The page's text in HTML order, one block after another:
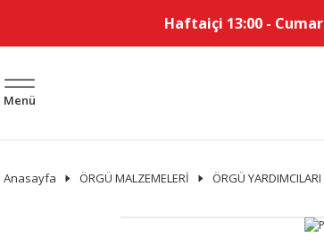
Haftaiçi 13:00 -
Menü
Anasayfa ÖRGÜ MALZEMELERİ ÖRGÜ YARDIMCILARI